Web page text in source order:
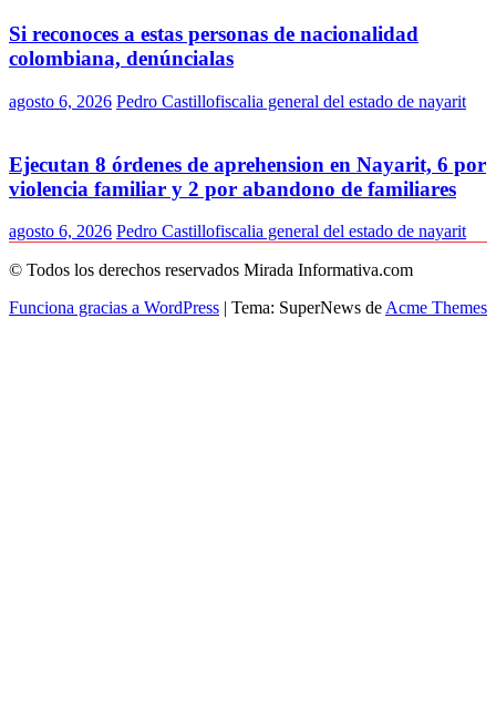
Si reconoces a estas personas de nacionalidad
colombiana, denúncialas
agosto 6, 2026 Pedro Castillofiscalia general del estado de nayarit
Ejecutan 8 órdenes de aprehension en Nayarit, 6 por
violencia familiar y 2 por abandono de familiares
agosto 6, 2026 Pedro Castillofiscalia general del estado de nayarit
© Todos los derechos reservados Mirada Informativa.com
Funciona gracias a WordPress | Tema: SuperNews de Acme Themes